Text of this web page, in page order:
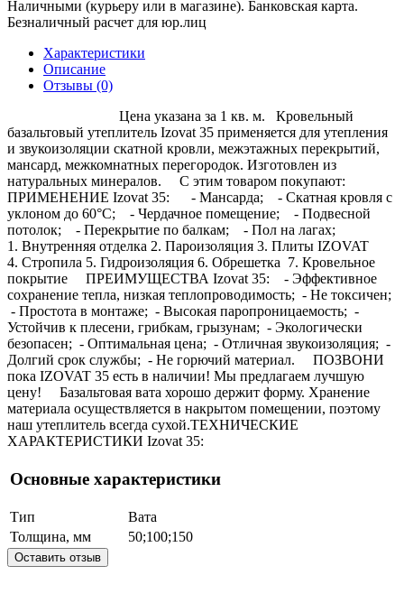
Наличными (курьеру или в магазине). Банковская карта.
Безналичный расчет для юр.лиц
Характеристики
Описание
Отзывы (0)
Цена указана за 1 кв. м. Кровельный
базальтовый утеплитель Izovat 35 применяется для утепления
и звукоизоляции скатной кровли, межэтажных перекрытий,
мансард, межкомнатных перегородок. Изготовлен из
натуральных минералов. С этим товаром покупают:
ПРИМЕНЕНИЕ Izovat 35: - Мансарда; - Скатная кровля c
уклоном до 60°С; - Чердачное помещение; - Подвесной
потолок; - Перекрытие по балкам; - Пол на лагах;
1. Внутренняя отделка 2. Пароизоляция 3. Плиты IZOVAT
4. Стропила 5. Гидроизоляция 6. Обрешетка 7. Кровельное
покрытие ПРЕИМУЩЕСТВА Izovat 35: - Эффективное
сохранение тепла, низкая теплопроводимость; - Не токсичен;
- Простота в монтаже; - Высокая паропроницаемость; -
Устойчив к плесени, грибкам, грызунам; - Экологически
безопасен; - Оптимальная цена; - Отличная звукоизоляция; -
Долгий срок службы; - Не горючий материал. ПОЗВОНИ
пока IZOVAT 35 есть в наличии! Мы предлагаем лучшую
цену! Базальтовая вата хорошо держит форму. Хранение
материала осуществляется в накрытом помещении, поэтому
наш утеплитель всегда сухой.ТЕХНИЧЕСКИЕ
ХАРАКТЕРИСТИКИ Izovat 35:
Основные характеристики
Тип
Вата
Толщина, мм
50;100;150
Оставить отзыв